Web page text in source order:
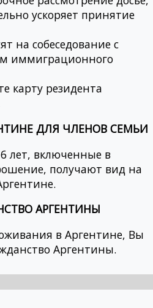
ускоряет принятие
на собеседование с
иммиграционного
карту резидента
ДЛЯ ЧЛЕНОВ СЕМЬИ
лет, включенные в
получают вид на
АРГЕНТИНЫ
в Аргентине, Вы
Аргентины.